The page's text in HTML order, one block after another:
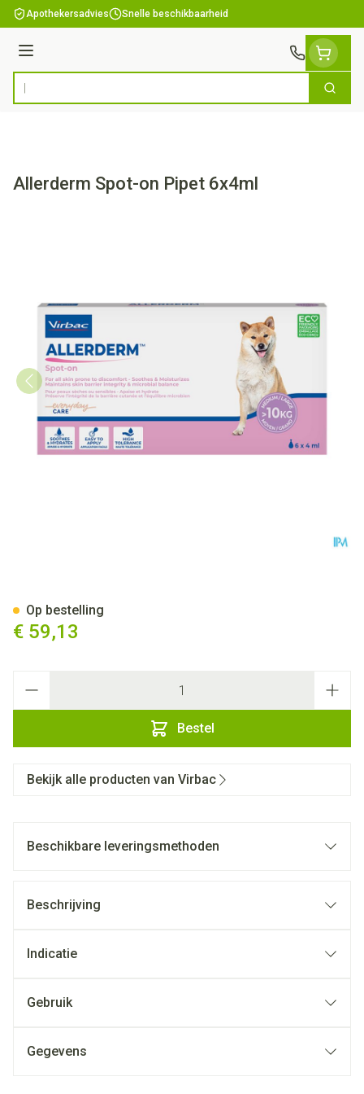
Ga naar de inhoud
Apothekersadvies Snelle beschikbaarheid
Menu
Product, merk, categorie... Zoek
Allerderm Spot-on Pipet 6x4ml
€ 59,13
Bestel
Op bestelling
Bekijk alle producten van Virbac
Beschikbare leveringsmethoden
Beschrijving
Indicatie
Gebruik
Gegevens